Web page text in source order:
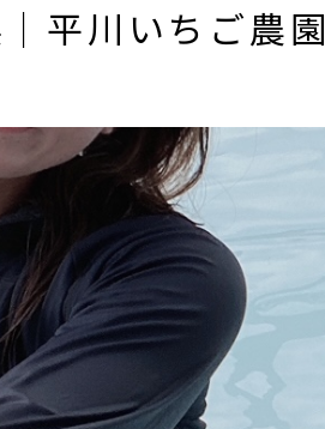
平川いちご農園